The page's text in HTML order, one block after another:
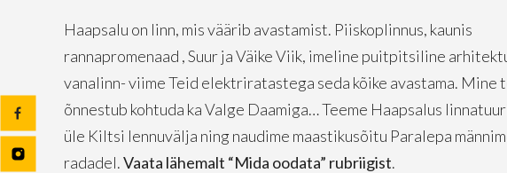
Haapsalu on linn, mis väärib avastamist. Piiskoplinnus, kaunis
rannapromenaad , Suur ja Väike Viik, imeline puitpitsiline
vanalinn- viime Teid elektriratastega seda kõike avastama. Mine
õnnestub kohtuda ka Valge Daamiga… Teeme Haapsalus
üle Kiltsi lennuvälja ning naudime maastikusõitu Paralepa
radadel.Vaata lähemalt “Mida oodata” rubriigist.